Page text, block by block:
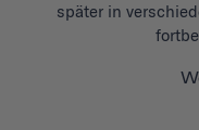
später in